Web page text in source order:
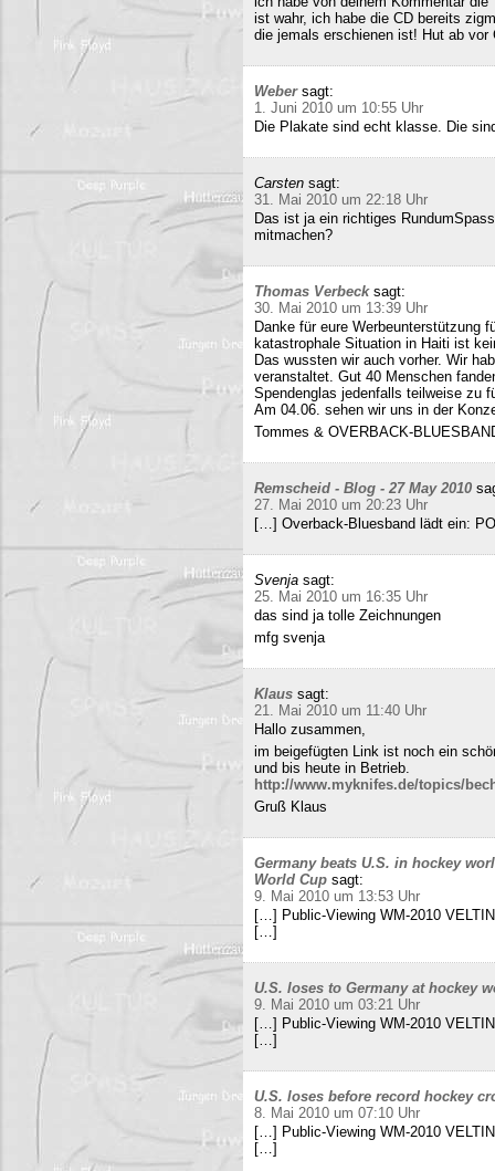
ist wahr, ich habe die CD bereits
die jemals erschienen ist! Hut ab vor
Weber sagt:
1. Juni 2010 um 10:55 Uhr
Die Plakate sind echt klasse. Die
Carsten sagt:
31. Mai 2010 um 22:18 Uhr
Das ist ja ein richtiges
mitmachen?
Thomas Verbeck sagt:
30. Mai 2010 um 13:39 Uhr
Danke für eure Werbeunterstützung
katastrophale Situation in Haiti ist
Das wussten wir auch vorher. Wir
veranstaltet. Gut 40 Menschen
Spendenglas jedenfalls teilweise zu
Am 04.06. sehen wir uns in der
Tommes & OVERBACK-
Remscheid - Blog - 27 May 2010
27. Mai 2010 um 20:23 Uhr
[…] Overback-Bluesband lädt ein:
Svenja sagt:
25. Mai 2010 um 16:35 Uhr
das sind ja tolle Zeichnungen
mfg svenja
Klaus sagt:
21. Mai 2010 um 11:40 Uhr
Hallo zusammen,
im beigefügten Link ist noch ein
und bis heute in Betrieb.
http://www.myknifes.de/topics/
Gruß Klaus
Germany beats U.S. in hockey
World Cup sagt:
9. Mai 2010 um 13:53 Uhr
[…] Public-Viewing WM-2010
[…]
U.S. loses to Germany at hockey
9. Mai 2010 um 03:21 Uhr
[…] Public-Viewing WM-2010
[…]
U.S. loses before record hockey
8. Mai 2010 um 07:10 Uhr
[…] Public-Viewing WM-2010
[…]